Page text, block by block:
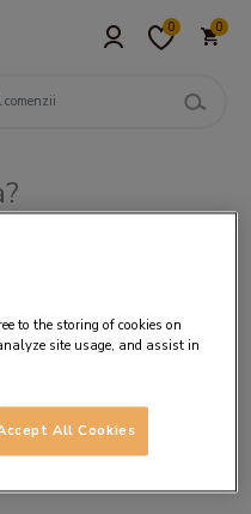
0 0
to the storing of cookies on
site usage, and assist in
All Cookies